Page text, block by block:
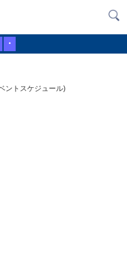
・
ントスケジュール)